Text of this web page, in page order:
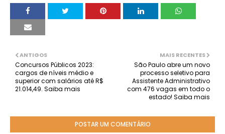
MAIS RECENTES
São Paulo abre um novo
processo seletivo para
Assistente Administrativo
com 476 vagas em todo o
estado! Saiba mais
ANTIGOS
Concursos Públicos 2023:
cargos de níveis médio e
superior com salários até R$
21.014,49. Saiba mais
POSTAR UM COMENTÁRIO